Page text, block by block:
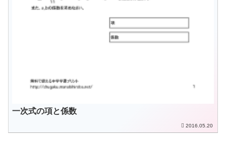
一次式の項と係数
2016.05.20